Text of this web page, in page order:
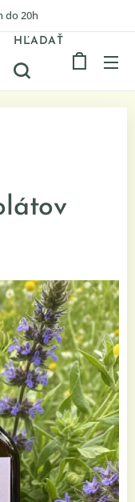
do 20h
HĽADAŤ